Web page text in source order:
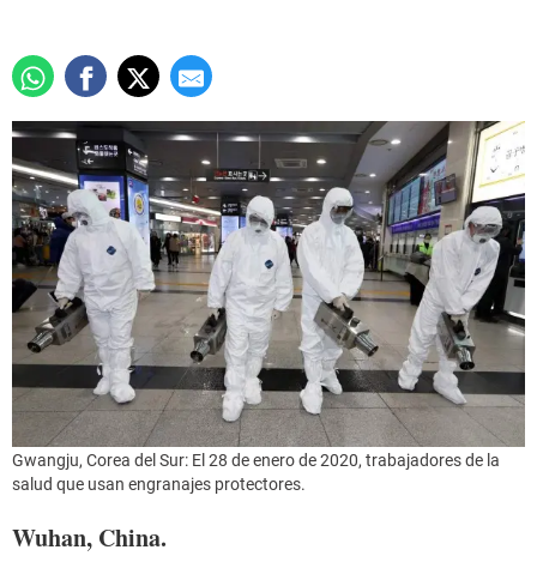
Gwangju, Corea del Sur: El 28 de enero de 2020, trabajadores de la
salud que usan engranajes protectores.
Wuhan, China.